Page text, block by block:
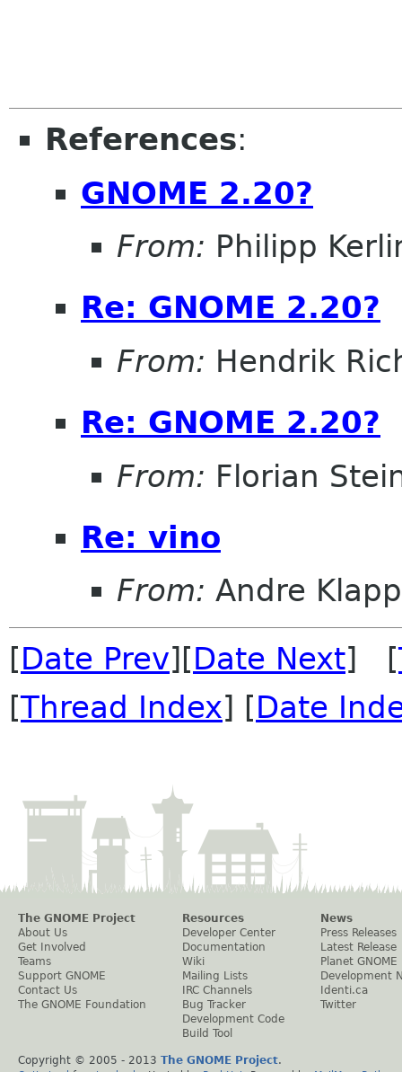
References:
GNOME 2.20?
From: Philipp
Re: GNOME 2.20?
From: Hendrik
Re: GNOME 2.20?
From: Florian
Re: vino
From: Andre
[Date Prev][Date Next] [
[Thread Index] [Date
The GNOME Project
About Us
Get Involved
Teams
Support GNOME
Contact Us
The GNOME Foundation
Resources
Developer Center
Documentation
Wiki
Mailing Lists
IRC Channels
Bug Tracker
Development Code
Build Tool
News
Press Releases
Latest Release
Planet GNOME
Development
Identi.ca
Twitter
Copyright © 2005 - 2013 The GNOME Project.